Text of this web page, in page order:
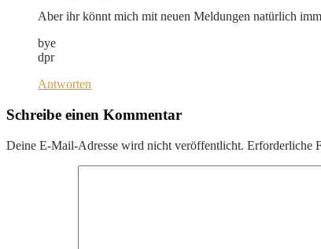
Aber ihr könnt mich mit neuen Meldungen natürlich
bye
dpr
Antworten
Schreibe einen Kommentar
Deine E-Mail-Adresse wird nicht veröffentlicht. Erforderliche